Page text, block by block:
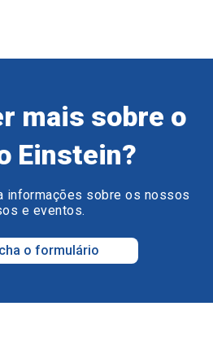
mais sobre o
Einstein?
informações sobre os nossos
e eventos.
o formulário